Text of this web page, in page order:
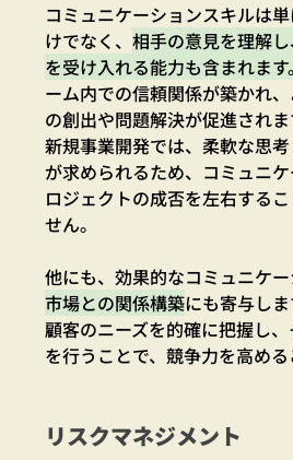
コミュニケーションスキルは
けでなく、相手の意見を理解
を受け入れる能力も含まれます。
ーム内での信頼関係が築かれ
の創出や問題解決が促進されま
新規事業開発では、柔軟な思
が求められるため、コミュニ
ロジェクトの成否を左右する
せん。
他にも、効果的なコミュニケ
市場との関係構築にも寄与しま
顧客のニーズを的確に把握し
を行うことで、競争力を高める
リスクマネジメント